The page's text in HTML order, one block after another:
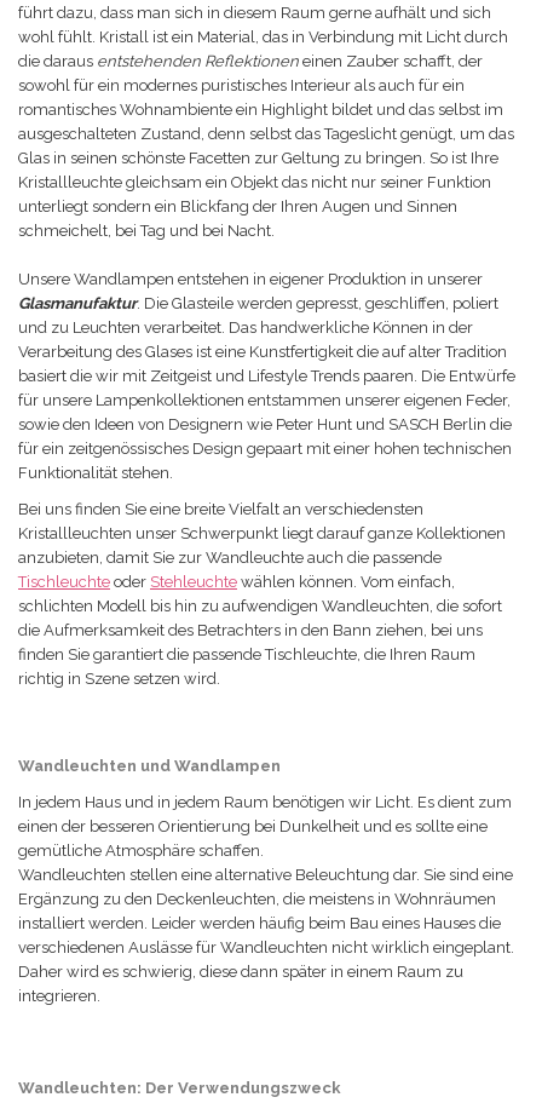
führt dazu, dass man sich in diesem Raum gerne aufhält und sich
wohl fühlt. Kristall ist ein Material, das in Verbindung mit Licht durch
die daraus entstehenden Reflektionen einen Zauber schafft, der
sowohl für ein modernes puristisches Interieur als auch für ein
romantisches Wohnambiente ein Highlight bildet und das selbst im
ausgeschalteten Zustand, denn selbst das Tageslicht genügt, um das
Glas in seinen schönste Facetten zur Geltung zu bringen. So ist Ihre
Kristallleuchte gleichsam ein Objekt das nicht nur seiner Funktion
unterliegt sondern ein Blickfang der Ihren Augen und Sinnen
schmeichelt, bei Tag und bei Nacht.
Unsere Wandlampen entstehen in eigener Produktion in unserer
Glasmanufaktur. Die Glasteile werden gepresst, geschliffen, poliert
und zu Leuchten verarbeitet. Das handwerkliche Können in der
Verarbeitung des Glases ist eine Kunstfertigkeit die auf alter Tradition
basiert die wir mit Zeitgeist und Lifestyle Trends paaren. Die Entwürfe
für unsere Lampenkollektionen entstammen unserer eigenen Feder,
sowie den Ideen von Designern wie Peter Hunt und SASCH Berlin die
für ein zeitgenössisches Design gepaart mit einer hohen technischen
Funktionalität stehen.
Bei uns finden Sie eine breite Vielfalt an verschiedensten
Kristallleuchten unser Schwerpunkt liegt darauf ganze Kollektionen
anzubieten, damit Sie zur Wandleuchte auch die passende
Tischleuchte oder Stehleuchte wählen können. Vom einfach,
schlichten Modell bis hin zu aufwendigen Wandleuchten, die sofort
die Aufmerksamkeit des Betrachters in den Bann ziehen, bei uns
finden Sie garantiert die passende Tischleuchte, die Ihren Raum
richtig in Szene setzen wird.
Wandleuchten und Wandlampen
In jedem Haus und in jedem Raum benötigen wir Licht. Es dient zum
einen der besseren Orientierung bei Dunkelheit und es sollte eine
gemütliche Atmosphäre schaffen.
Wandleuchten stellen eine alternative Beleuchtung dar. Sie sind eine
Ergänzung zu den Deckenleuchten, die meistens in Wohnräumen
installiert werden. Leider werden häufig beim Bau eines Hauses die
verschiedenen Auslässe für Wandleuchten nicht wirklich eingeplant.
Daher wird es schwierig, diese dann später in einem Raum zu
integrieren.
Wandleuchten: Der Verwendungszweck